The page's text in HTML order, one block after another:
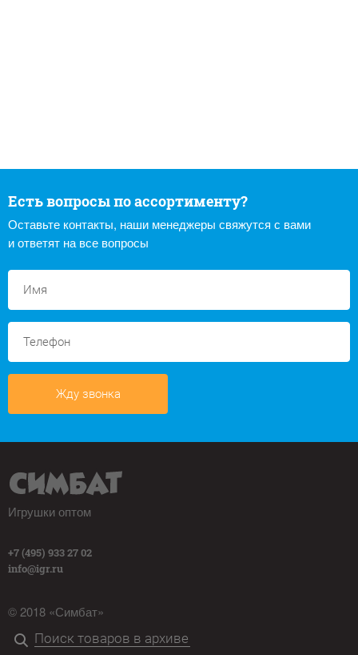
Есть вопросы по ассортименту?
Оставьте контакты, наши менеджеры свяжутся с вами
и ответят на все вопросы
Жду звонка
Игрушки оптом
+7 (495) 933 27 02
info@igr.ru
© 2018 «Симбат»